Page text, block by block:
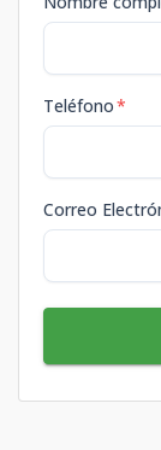
Teléfono*
Correo